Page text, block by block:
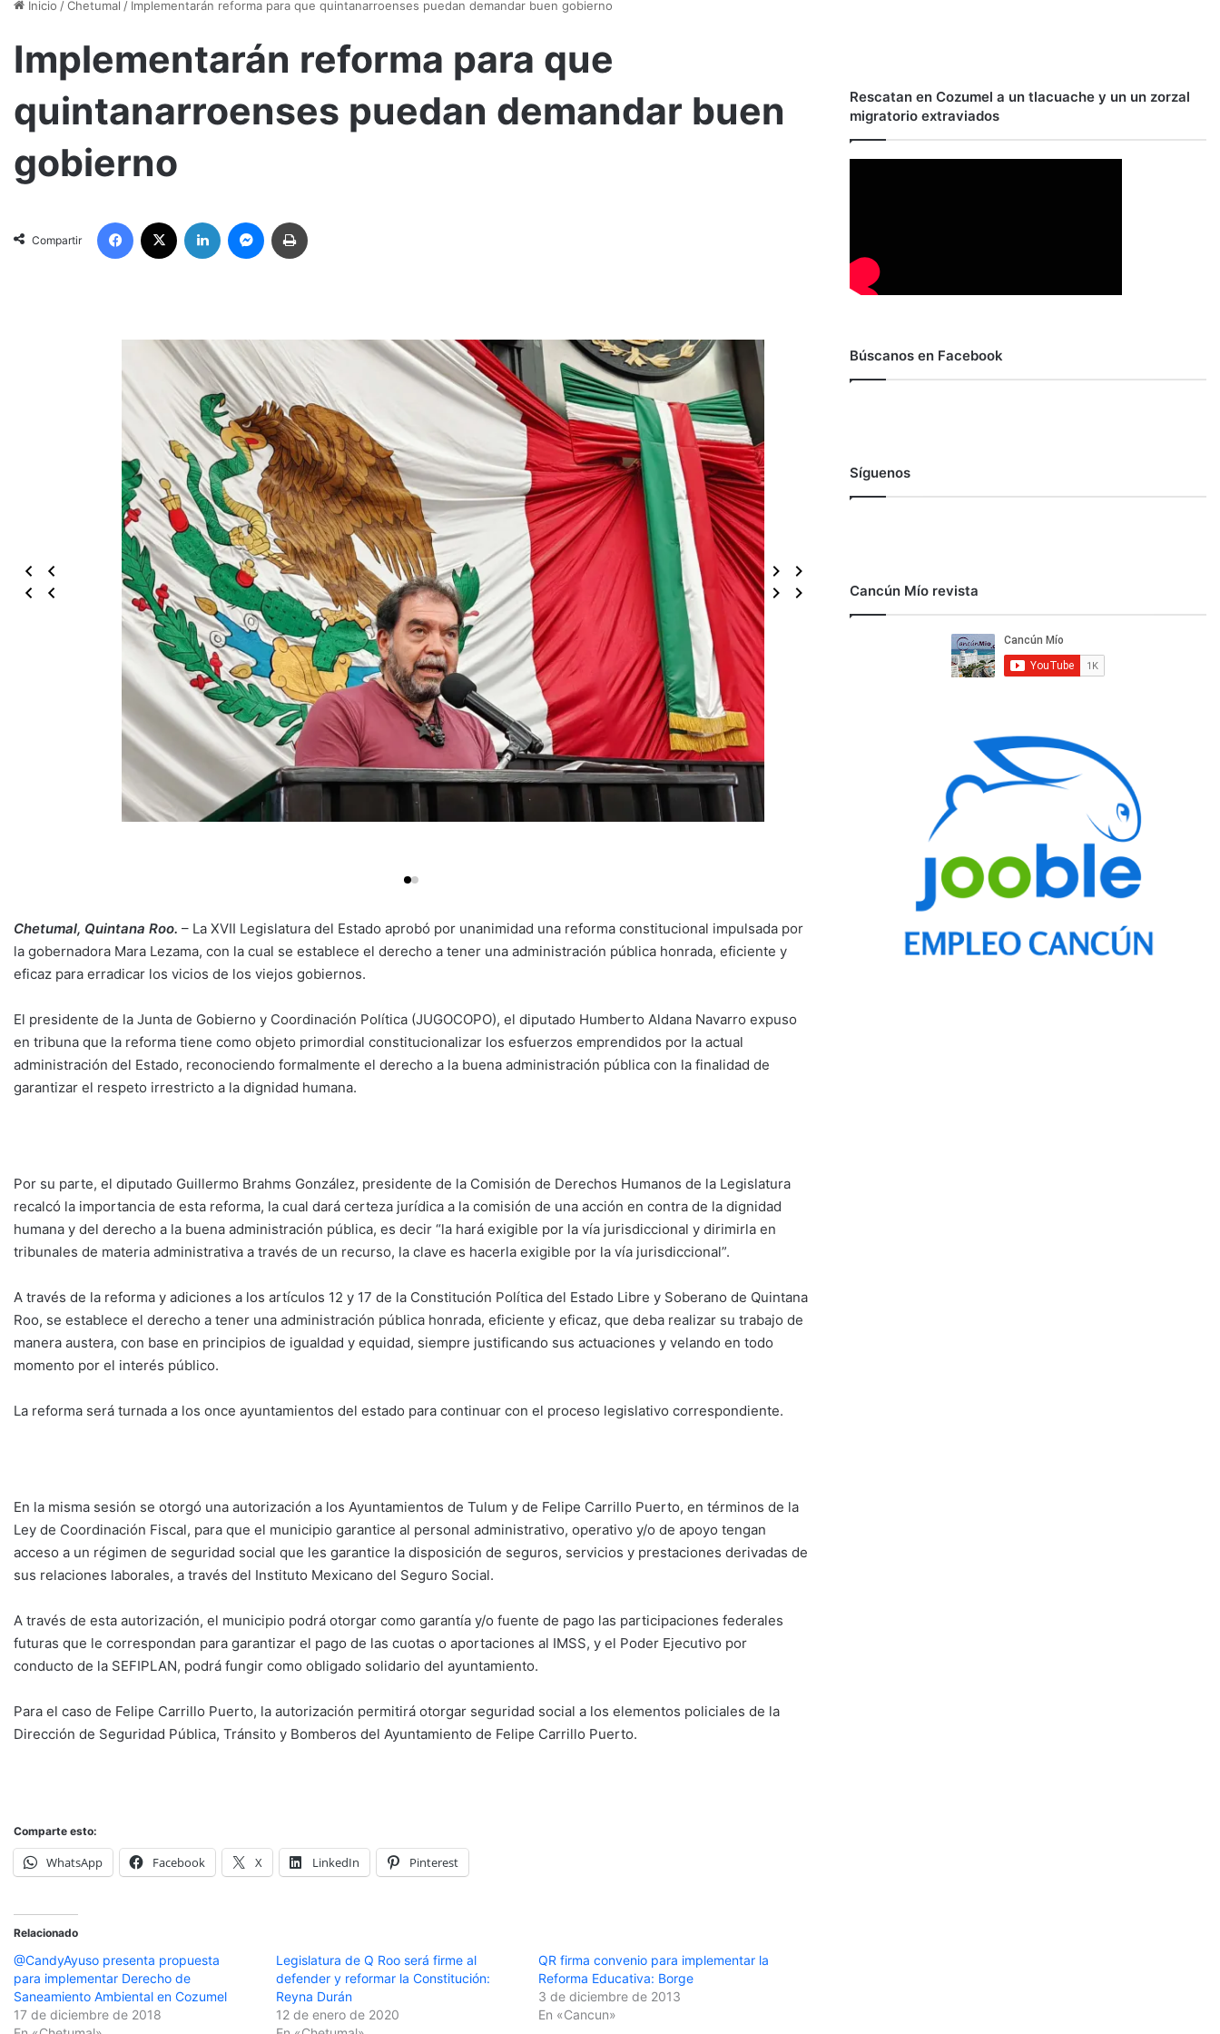
Inicio /Chetumal / Implementarán reforma para que quintanarroenses puedan demandar buen gobierno
Implementarán reforma para que
quintanarroenses puedan demandar buen
gobierno
Compartir
Facebook LinkedIn Messenger
Chetumal, Quintana Roo. – La XVII Legislatura del Estado aprobó por unanimidad una reforma constitucional impulsada por
la gobernadora Mara Lezama, con la cual se establece el derecho a tener una administración pública honrada, eficiente y
eficaz para erradicar los vicios de los viejos gobiernos.
El presidente de la Junta de Gobierno y Coordinación Política (JUGOCOPO), el diputado Humberto Aldana Navarro expuso
en tribuna que la reforma tiene como objeto primordial constitucionalizar los esfuerzos emprendidos por la actual
administración del Estado, reconociendo formalmente el derecho a la buena administración pública con la finalidad de
garantizar el respeto irrestricto a la dignidad humana.
Por su parte, el diputado Guillermo Brahms González, presidente de la Comisión de Derechos Humanos de la Legislatura
recalcó la importancia de esta reforma, la cual dará certeza jurídica a la comisión de una acción en contra de la dignidad
humana y del derecho a la buena administración pública, es decir “la hará exigible por la vía jurisdiccional y dirimirla en
tribunales de materia administrativa a través de un recurso, la clave es hacerla exigible por la vía jurisdiccional”.
A través de la reforma y adiciones a los artículos 12 y 17 de la Constitución Política del Estado Libre y Soberano de Quintana
Roo, se establece el derecho a tener una administración pública honrada, eficiente y eficaz, que deba realizar su trabajo de
manera austera, con base en principios de igualdad y equidad, siempre justificando sus actuaciones y velando en todo
momento por el interés público.
La reforma será turnada a los once ayuntamientos del estado para continuar con el proceso legislativo correspondiente.
En la misma sesión se otorgó una autorización a los Ayuntamientos de Tulum y de Felipe Carrillo Puerto, en términos de la
Ley de Coordinación Fiscal, para que el municipio garantice al personal administrativo, operativo y/o de apoyo tengan
acceso a un régimen de seguridad social que les garantice la disposición de seguros, servicios y prestaciones derivadas de
sus relaciones laborales, a través del Instituto Mexicano del Seguro Social.
A través de esta autorización, el municipio podrá otorgar como garantía y/o fuente de pago las participaciones federales
futuras que le correspondan para garantizar el pago de las cuotas o aportaciones al IMSS, y el Poder Ejecutivo por
conducto de la SEFIPLAN, podrá fungir como obligado solidario del ayuntamiento.
Para el caso de Felipe Carrillo Puerto, la autorización permitirá otorgar seguridad social a los elementos policiales de la
Dirección de Seguridad Pública, Tránsito y Bomberos del Ayuntamiento de Felipe Carrillo Puerto.
Comparte esto:
WhatsApp Facebook X LinkedIn Pinterest
Relacionado
@CandyAyuso presenta propuesta
para implementar Derecho de
Saneamiento Ambiental en Cozumel
17 de diciembre de 2018
Legislatura de Q Roo será firme al
defender y reformar la Constitución:
Reyna Durán
12 de enero de 2020
QR firma convenio para implementar la
Reforma Educativa: Borge
3 de diciembre de 2013
En «Cancun»
Rescatan en Cozumel a un tlacuache y un un zorzal
migratorio extraviados
Búscanos en Facebook
Síguenos
Cancún Mío revista